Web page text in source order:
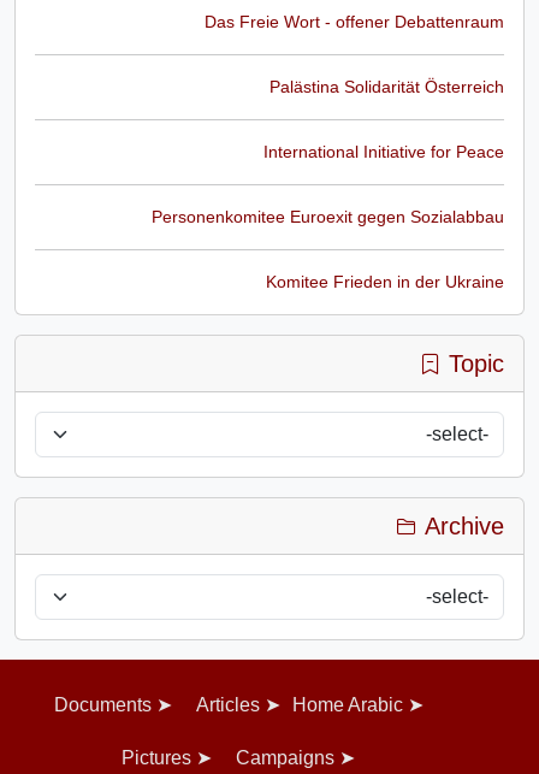
Das Freie Wort - offener Debattenraum
Palästina Solidarität Österreich
International Initiative for Peace
Personenkomitee Euroexit gegen Sozialabbau
Komitee Frieden in der Ukraine
Topic
Archive
Home Arabic
Articles
Documents
Campaigns
Pictures